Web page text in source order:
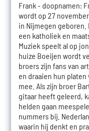
Frank - doopnamen:
wordt op 27
in Nijmegen
een katholiek en
Muziek speelt al op
huize Boeijen wordt
broers zijn fans van
en draaien hun
mee. Als zijn broer
gitaar heeft geleerd,
helden gaan
nummers bij.
waarin hij denkt en